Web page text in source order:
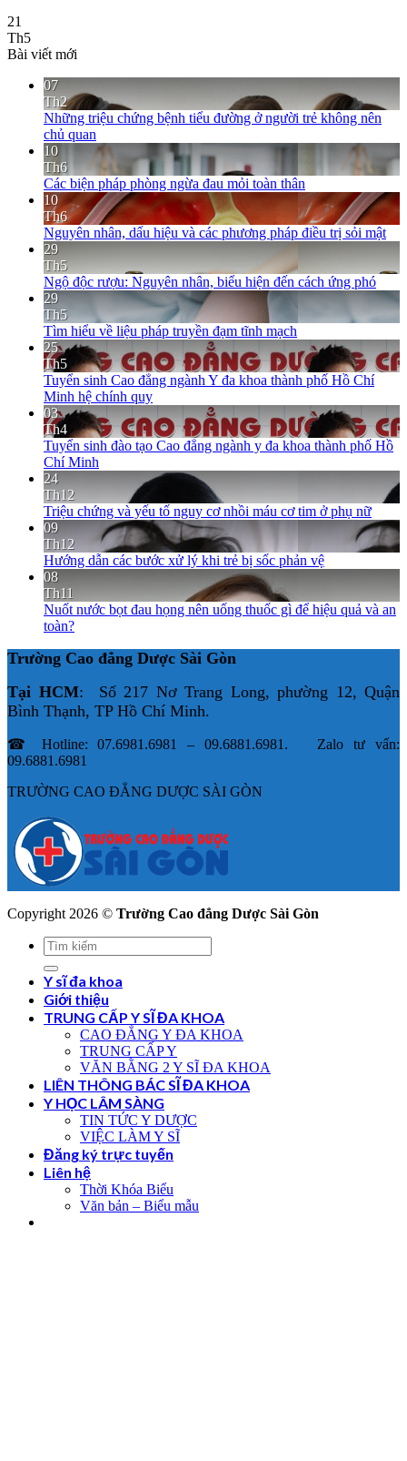
21
Th5
Bài viết mới
07
Th2
Những triệu chứng bệnh tiểu đường ở người trẻ không nên
chủ quan
10
Th6
Các biện pháp phòng ngừa đau mỏi toàn thân
10
Th6
Nguyên nhân, dấu hiệu và các phương pháp điều trị sỏi mật
29
Th5
Ngộ độc rượu: Nguyên nhân, biểu hiện đến cách ứng phó
29
Th5
Tìm hiểu về liệu pháp truyền đạm tĩnh mạch
25
Th5
Tuyển sinh Cao đẳng ngành Y đa khoa thành phố Hồ Chí
Minh hệ chính quy
03
Th4
Tuyển sinh đào tạo Cao đẳng ngành y đa khoa thành phố Hồ
Chí Minh
24
Th12
Triệu chứng và yếu tố nguy cơ nhồi máu cơ tim ở phụ nữ
09
Th12
Hướng dẫn các bước xử lý khi trẻ bị sốc phản vệ
08
Th11
Nuốt nước bọt đau họng nên uống thuốc gì để hiệu quả và an
toàn?
Trường Cao đẳng Dược Sài Gòn
Tại HCM: Số 217 Nơ Trang Long, phường 12, Quận
Bình Thạnh, TP Hồ Chí Minh.
☎ Hotline: 07.6981.6981 – 09.6881.6981. Zalo tư vấn:
09.6881.6981
TRƯỜNG CAO ĐẲNG DƯỢC SÀI GÒN
Copyright 2026 © Trường Cao đẳng Dược Sài Gòn
Y sĩ đa khoa
Giới thiệu
TRUNG CẤP Y SĨ ĐA KHOA
CAO ĐẲNG Y ĐA KHOA
TRUNG CẤP Y
VĂN BẰNG 2 Y SĨ ĐA KHOA
LIÊN THÔNG BÁC SĨ ĐA KHOA
Y HỌC LÂM SÀNG
TIN TỨC Y DƯỢC
VIỆC LÀM Y SĨ
Đăng ký trực tuyến
Liên hệ
Thời Khóa Biểu
Văn bản – Biểu mẫu